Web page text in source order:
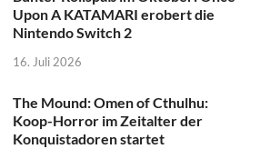
Upon A KATAMARI erobert die
Nintendo Switch 2
16. Juli 2026
The Mound: Omen of Cthulhu:
Koop-Horror im Zeitalter der
Konquistadoren startet